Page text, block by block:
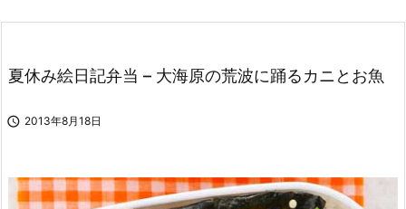


検索
夏休み絵日記弁当 – 大海原の荒波に踊るカニとお魚
 2013年8月18日